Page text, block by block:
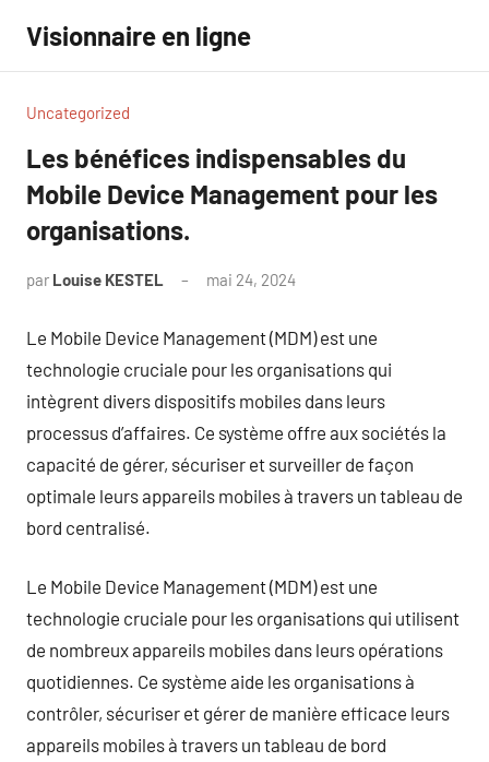
contenu
Visionnaire en ligne
Uncategorized
Les bénéfices indispensables du
Mobile Device Management pour les
organisations.
par Louise KESTEL mai 24, 2024
Le Mobile Device Management (MDM) est une
technologie cruciale pour les organisations qui
intègrent divers dispositifs mobiles dans leurs
processus d’affaires. Ce système offre aux sociétés la
capacité de gérer, sécuriser et surveiller de façon
optimale leurs appareils mobiles à travers un tableau de
bord centralisé.
Le Mobile Device Management (MDM) est une
technologie cruciale pour les organisations qui utilisent
de nombreux appareils mobiles dans leurs opérations
quotidiennes. Ce système aide les organisations à
contrôler, sécuriser et gérer de manière efficace leurs
appareils mobiles à travers un tableau de bord